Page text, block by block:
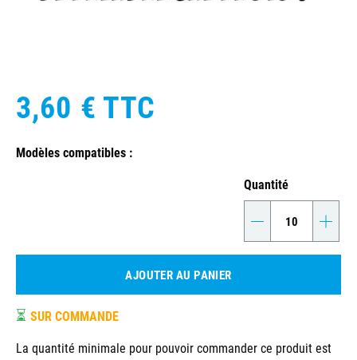
3,60 € TTC
Modèles compatibles :
Quantité
- +
AJOUTER AU PANIER
⏳ SUR COMMANDE
La quantité minimale pour pouvoir commander ce produit est